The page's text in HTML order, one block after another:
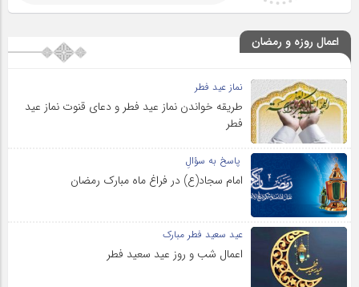
اعمال روزه و رمضان
نماز عید فطر
طریقه خواندن نماز عید فطر و دعای قنوت نماز عید
فطر
پاسخ به سؤالِ
امام سجاد(ع) در فراغ ماه مبارک رمضان
عید سعید فطر مبارک
اعمال شب و روز عید سعید فطر